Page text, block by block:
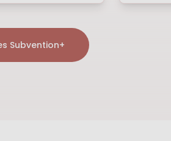
Subvention+